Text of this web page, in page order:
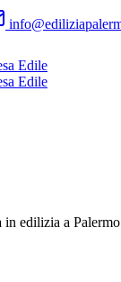
in edilizia a Palermo